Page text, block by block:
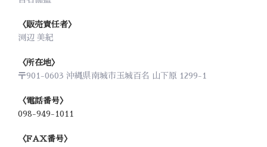
〈販売責任者〉
渕辺 美紀
〈所在地〉
〒901-0603 沖縄県南城市玉城百名 山下原 1299-1
〈電話番号〉
098-949-1011
〈FAX番号〉